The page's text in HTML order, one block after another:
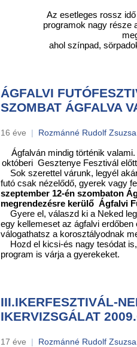
Az esetleges rossz idő
programok nagy része
ahol színpad,
ÁGFALVI
SZOMBAT ÁGFALVA
16 éve | Rozmánné Rudolf
Ágfalván mindig történik
októberi Gesztenye Fesztivál
Sok szerettel várunk, legyél
futó csak nézelődő, gyerek vagy
szeptember 12-én szombaton
megrendezésre kerülő Ágfalvi
Gyere el, válaszd ki a Neked
egy kellemeset az ágfalvi
válogathatsz a korosztályodnak
Hozd el kicsi-és nagy tesódat
program is várja a gyerekeket.
III.IKERFESZTIVÁL-
IKERVIZSGÁLAT
17 éve | Rozmánné Rudolf